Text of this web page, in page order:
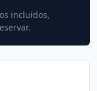
incluidos,